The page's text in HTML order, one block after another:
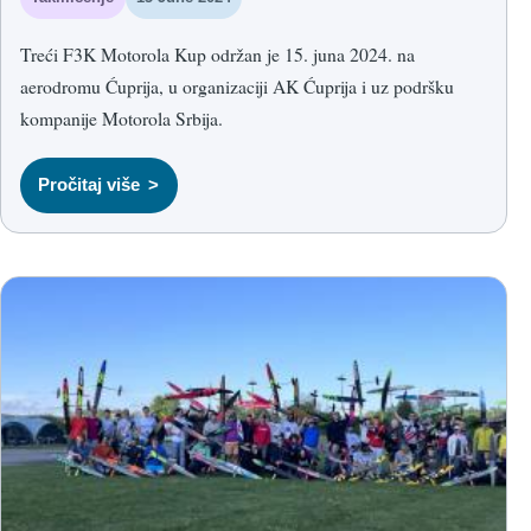
Treći F3K Motorola Kup održan je 15. juna 2024. na
aerodromu Ćuprija, u organizaciji AK Ćuprija i uz podršku
kompanije Motorola Srbija.
Pročitaj više